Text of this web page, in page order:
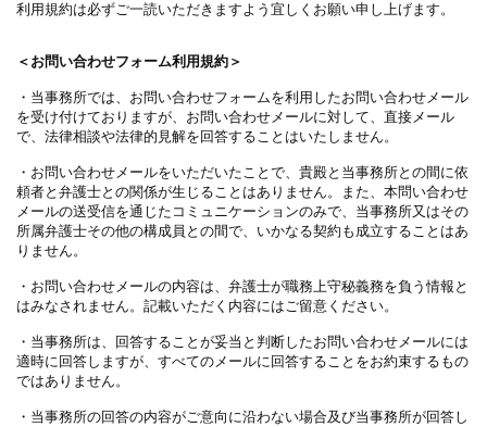
利用規約は必ずご一読いただきますよう宜しくお願い申し上げます。
＜お問い合わせフォーム利用規約＞
・当事務所では、お問い合わせフォームを利用したお問い合わせメール
を受け付けておりますが、お問い合わせメールに対して、直接メール
で、法律相談や法律的見解を回答することはいたしません。
・お問い合わせメールをいただいたことで、貴殿と当事務所との間に依
頼者と弁護士との関係が生じることはありません。また、本問い合わせ
メールの送受信を通じたコミュニケーションのみで、当事務所又はその
所属弁護士その他の構成員との間で、いかなる契約も成立することはあ
りません。
・お問い合わせメールの内容は、弁護士が職務上守秘義務を負う情報と
はみなされません。記載いただく内容にはご留意ください。
・当事務所は、回答することが妥当と判断したお問い合わせメールには
適時に回答しますが、すべてのメールに回答することをお約束するもの
ではありません。
・当事務所の回答の内容がご意向に沿わない場合及び当事務所が回答し